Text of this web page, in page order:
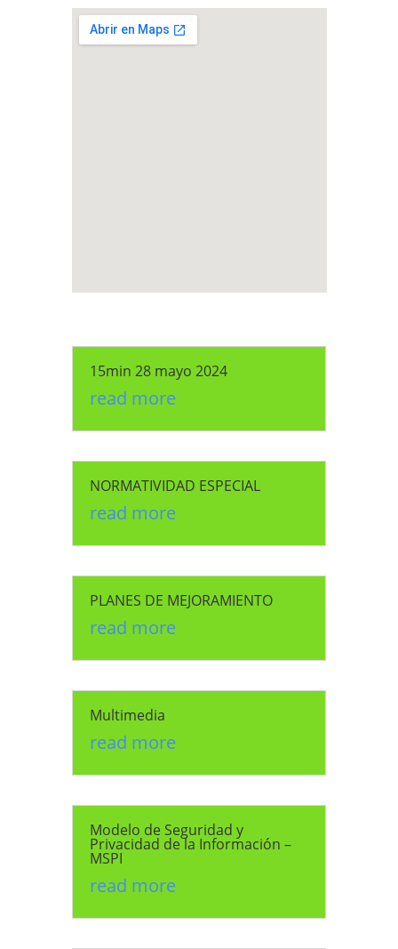
15min 28 mayo 2024
read more
NORMATIVIDAD ESPECIAL
read more
PLANES DE MEJORAMIENTO
read more
Multimedia
read more
Modelo de Seguridad y
Privacidad de la Información –
MSPI
read more